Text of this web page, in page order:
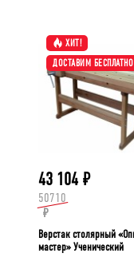
ХИТ!
ДОСТАВИМ БЕСПЛАТНО
43 104 ₽
50710
₽
Верстак столярный
мастер» Ученический